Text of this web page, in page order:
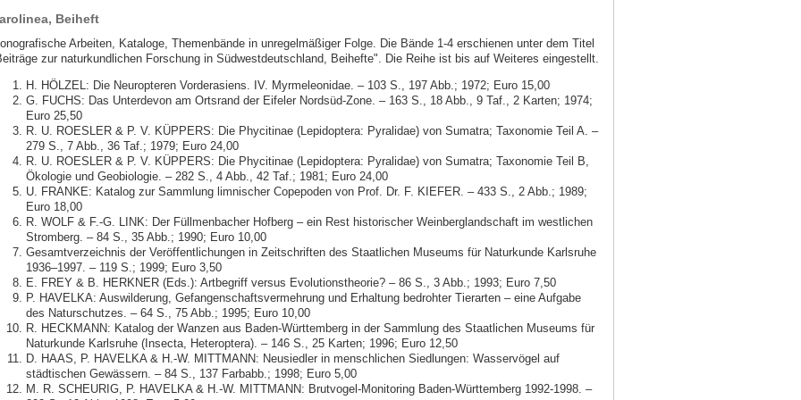
Beiheft
Arbeiten, Kataloge, Themenbände in unregelmäßiger Folge. Die Bände 1-4 erschienen unter dem Titel
zur naturkundlichen Forschung in Südwestdeutschland, Beihefte". Die Reihe ist bis auf Weiteres eingestellt.
H. HÖLZEL: Die Neuropteren Vorderasiens. IV. Myrmeleonidae. – 103 S., 197 Abb.; 1972; Euro 15,00
G. FUCHS: Das Unterdevon am Ortsrand der Eifeler Nordsüd-Zone. – 163 S., 18 Abb., 9 Taf., 2 Karten; 1974;
Euro 25,50
R. U. ROESLER & P. V. KÜPPERS: Die Phycitinae (Lepidoptera: Pyralidae) von Sumatra; Taxonomie Teil A. –
279 S., 7 Abb., 36 Taf.; 1979; Euro 24,00
R. U. ROESLER & P. V. KÜPPERS: Die Phycitinae (Lepidoptera: Pyralidae) von Sumatra; Taxonomie Teil B,
Ökologie und Geobiologie. – 282 S., 4 Abb., 42 Taf.; 1981; Euro 24,00
U. FRANKE: Katalog zur Sammlung limnischer Copepoden von Prof. Dr. F. KIEFER. – 433 S., 2 Abb.; 1989;
Euro 18,00
R. WOLF & F.-G. LINK: Der Füllmenbacher Hofberg – ein Rest historischer Weinberglandschaft im westlichen
Stromberg. – 84 S., 35 Abb.; 1990; Euro 10,00
Gesamtverzeichnis der Veröffentlichungen in Zeitschriften des Staatlichen Museums für Naturkunde Karlsruhe
1936–1997. – 119 S.; 1999; Euro 3,50
E. FREY & B. HERKNER (Eds.): Artbegriff versus Evolutionstheorie? – 86 S., 3 Abb.; 1993; Euro 7,50
P. HAVELKA: Auswilderung, Gefangenschaftsvermehrung und Erhaltung bedrohter Tierarten – eine Aufgabe
des Naturschutzes. – 64 S., 75 Abb.; 1995; Euro 10,00
R. HECKMANN: Katalog der Wanzen aus Baden-Württemberg in der Sammlung des Staatlichen Museums für
Naturkunde Karlsruhe (Insecta, Heteroptera). – 146 S., 25 Karten; 1996; Euro 12,50
D. HAAS, P. HAVELKA & H.-W. MITTMANN: Neusiedler in menschlichen Siedlungen: Wasservögel auf
städtischen Gewässern. – 84 S., 137 Farbabb.; 1998; Euro 5,00
M. R. SCHEURIG, P. HAVELKA & H.-W. MITTMANN: Brutvogel-Monitoring Baden-Württemberg 1992-1998. –